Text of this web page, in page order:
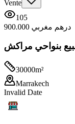
Vente
105
900.000 درهم مغربي
بنواحي مراكش
30000m²
Marrakech
Invalid Date